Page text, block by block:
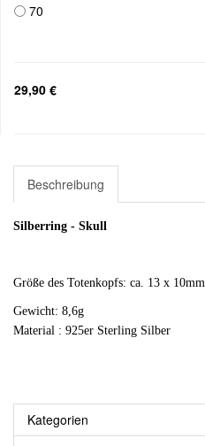
70
29,90 €
Beschreibung
Silberring - Skull
Größe des Totenkopfs: ca. 13 x 10mm
Gewicht: 8,6g
Material : 925er Sterling Silber
Kategorien